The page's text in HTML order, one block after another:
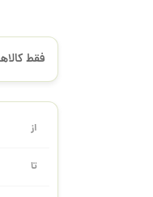
فقط
از
تا